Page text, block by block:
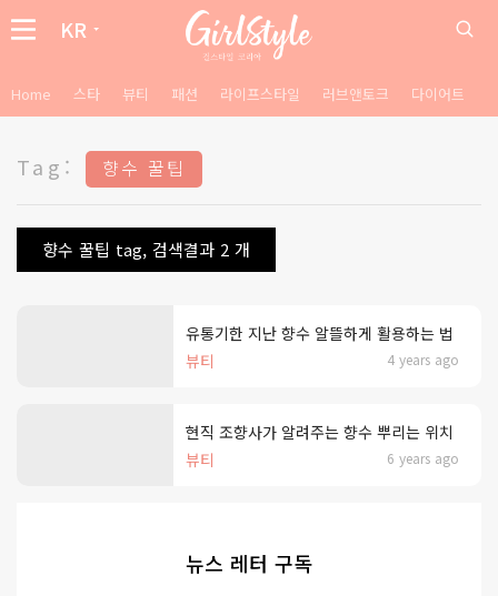
KR
Home 스타 뷰티 패션 라이프스타일 러브앤토크 다이어트
Tag: 향수 꿀팁
향수 꿀팁 tag, 검색결과 2 개
뷰티 4 years ago
유통기한 지난 향수 알뜰하게 활용하는 법
뷰티 6 years ago
현직 조향사가 알려주는 향수 뿌리는 위치
뉴스 레터 구독